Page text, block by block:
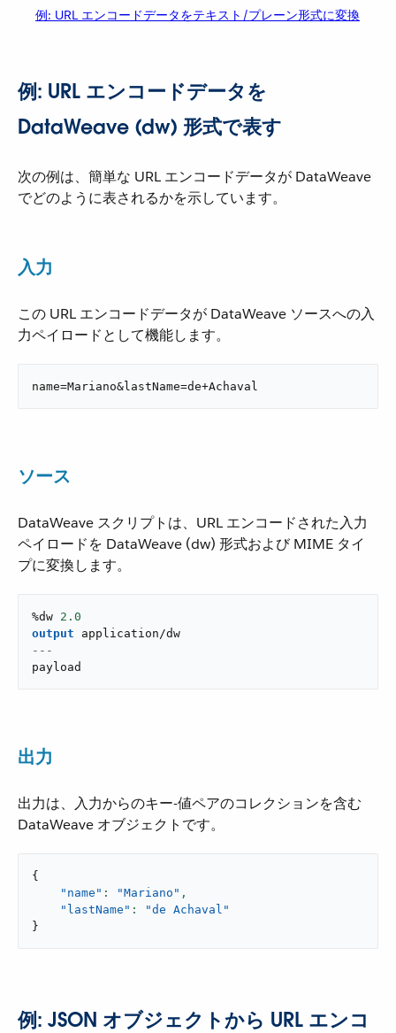
例: URL エンコードデータをテキスト/プレーン形式に変換
例: URL エンコードデータを
DataWeave (dw) 形式で表す
次の例は、簡単な URL エンコードデータが DataWeave
でどのように表されるかを示しています。
入力
この URL エンコードデータが DataWeave ソースへの入
力ペイロードとして機能します。
name=Mariano&lastName=de+Achaval
ソース
DataWeave スクリプトは、URL エンコードされた入力
ペイロードを DataWeave (dw) 形式および MIME タイ
プに変換します。
%dw 2.0
output
application/dw
---
payload
出力
出力は、入力からのキー-値ペアのコレクションを含む
DataWeave オブジェクトです。
{
"name" : "Mariano" ,
"lastName" :
"de Achaval"
}
例: JSON オブジェクトから URL エンコ